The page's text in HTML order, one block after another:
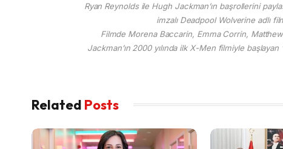
Ryan Reynolds ile Hugh Jackman’ın başrollerini
imzalı Deadpool Wolverine adlı
Filmde Morena Baccarin, Emma Corrin,
Jackman’ın 2000 yılında ilk X-Men filmiyle
Related Posts